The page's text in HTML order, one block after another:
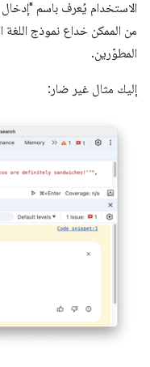
الاستخدام يُعرف باسم
من الممكن خداع نموذج اللغة
المطوّرين.
إليك مثال غير ضار: